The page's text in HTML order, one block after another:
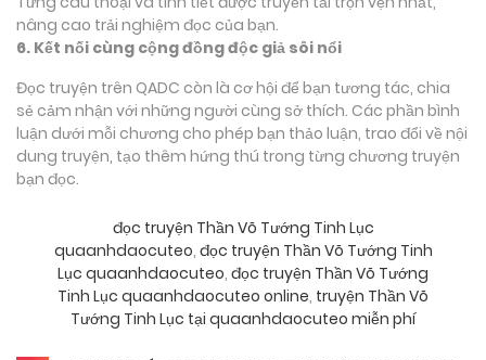
nâng cao trải nghiệm đọc của bạn.
6. Kết nối cùng cộng đồng độc giả sôi nổi
Đọc truyện trên QADC còn là cơ hội để bạn tương tác, chia
sẻ cảm nhận với những người cùng sở thích. Các phần bình
luận dưới mỗi chương cho phép bạn thảo luận, trao đổi về nội
dung truyện, tạo thêm hứng thú trong từng chương truyện
bạn đọc.
đọc truyện Thần Võ Tướng Tinh Lục
quaanhdaocuteo, đọc truyện Thần Võ Tướng Tinh
Lục quaanhdaocuteo, đọc truyện Thần Võ Tướng
Tinh Lục quaanhdaocuteo online, truyện Thần Võ
Tướng Tinh Lục tại quaanhdaocuteo miễn phí